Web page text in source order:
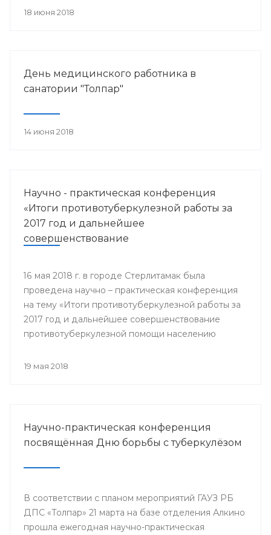
мероприятие, посвященное Дню медицинского
18 июня 2018
День медицинского работника в
санатории "Толпар"
14 июня 2018
Научно - практическая конференция
«Итоги противотуберкулезной работы за
2017 год и дальнейшее
совершенствование
16 мая 2018 г. в городе Стерлитамак была
проведена научно – практическая конференция
на тему «Итоги противотуберкулезной работы за
2017 год и дальнейшее совершенствование
противотуберкулезной помощи населению
19 мая 2018
Научно-практическая конференция
посвящённая Дню борьбы с туберкулёзом
В соответствии с планом мероприятий ГАУЗ РБ
ДПС «Толпар» 21 марта на базе отделения Алкино
прошла ежегодная научно-практическая